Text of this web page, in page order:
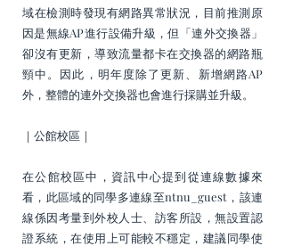
域在檢測時發現有網路異常狀況，目前推測原
因是無線AP進行設備升級，但「連外交換器」
卻沒有更新，導致流量都卡在交換器的網路瓶
頸中。因此，明年度除了更新、新增網路AP
外，整體的連外交換器也會進行採購並升級。
｜公館校區｜
在公館校區中，資訊中心提到從連線數據來
看，此區域的同學多連線至ntnu_guest，該連
線係因考量到外校人士、訪客所設，無設置認
證系統，在使用上可能較不穩定，建議同學使